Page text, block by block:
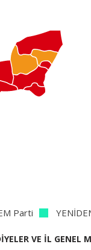
Parti
VE İL GENEL